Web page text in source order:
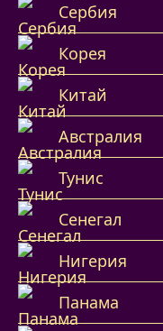
Сербия
Корея
Китай
Австралия
Тунис
Сенегал
Нигерия
Панама